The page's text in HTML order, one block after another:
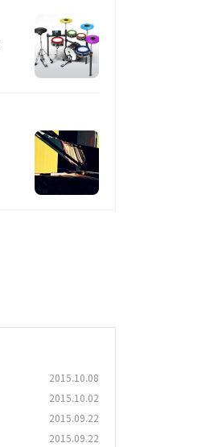
2015.10.08
2015.10.02
2015.09.22
2015.09.22